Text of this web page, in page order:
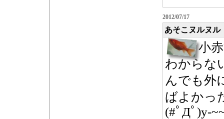
2012/07/17
あそこヌルヌル
小
わからな
んでも外
ばよかっ
(#ﾟДﾟ)y-